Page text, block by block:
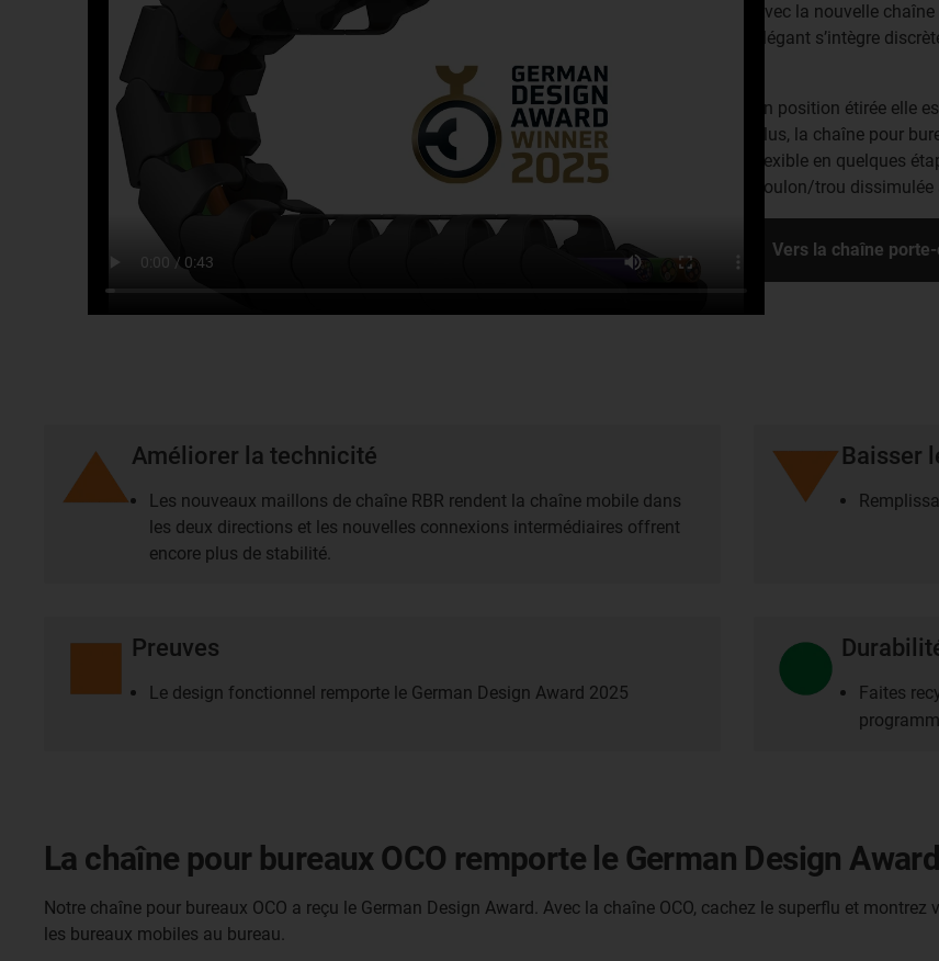
Avec la nouvelle
élégant s’intègre
En position étirée elle
plus, la chaîne pour
flexible en quelques
boulon/trou
Vers la chaîne porte-
Améliorer la technicité
Les nouveaux maillons de chaîne RBR rendent la chaîne mobile dans
les deux directions et les nouvelles connexions intermédiaires offrent
encore plus de stabilité.
Baisser
Preuves
Le design fonctionnel remporte le German Design Award 2025
Faites
La chaîne pour bureaux OCO remporte le German Design Award
Notre chaîne pour bureaux OCO a reçu le German Design Award. Avec la chaîne OCO, cachez le superflu et
les bureaux mobiles au bureau.